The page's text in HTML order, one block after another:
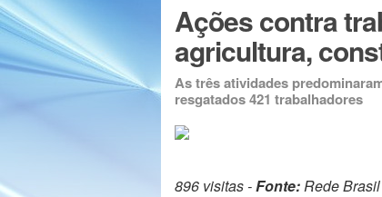
Ações contra
agricultura,
As três atividades
resgatados 421 trabalhadores
896 visitas -Fonte:Rede